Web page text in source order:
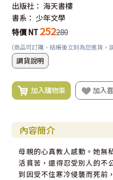
出版社： 海天書樓
書系： 少年文學
特價 NT 252280
(商品可訂購，結帳後立刻為您進貨，
調貨說明
加入購物車 加入
內容簡介
母親的心真教人感動。她無
活貧苦，還得忍受別人的不
到因受不住寒冷侵襲而死前